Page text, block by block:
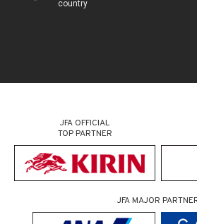
JFA OFFICIAL
TOP PARTNER
JFA MAJOR